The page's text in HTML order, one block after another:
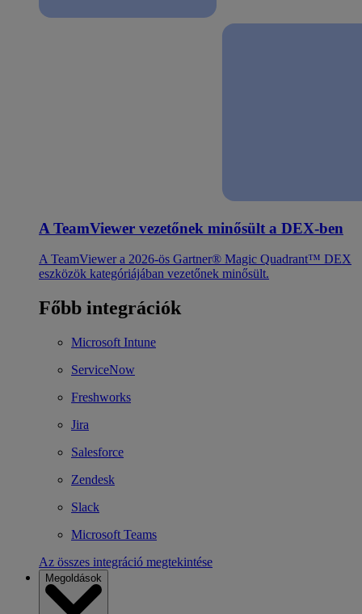
A TeamViewer vezetőnek minősült a DEX-ben
A TeamViewer a 2026-ös Gartner® Magic Quadrant™ DEX
eszközök kategóriájában vezetőnek minősült.
Főbb integrációk
Microsoft Intune
ServiceNow
Freshworks
Jira
Salesforce
Zendesk
Slack
Microsoft Teams
Az összes integráció megtekintése
Megoldások